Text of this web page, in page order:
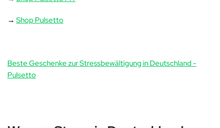
→Shop Pulsetto
Beste Geschenke zur Stressbewältigung in Deutschland -
Pulsetto